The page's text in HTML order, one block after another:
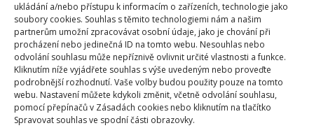
ukládání a/nebo přístupu k informacím o zařízeních, technologie jako
soubory cookies. Souhlas s těmito technologiemi nám a našim
partnerům umožní zpracovávat osobní údaje, jako je chování při
procházení nebo jedinečná ID na tomto webu. Nesouhlas nebo
odvolání souhlasu může nepříznivě ovlivnit určité vlastnosti a funkce.
Kliknutím níže vyjádřete souhlas s výše uvedeným nebo proveďte
podrobnější rozhodnutí. Vaše volby budou použity pouze na tomto
webu. Nastavení můžete kdykoli změnit, včetně odvolání souhlasu,
pomocí přepínačů v Zásadách cookies nebo kliknutím na tlačítko
Spravovat souhlas ve spodní části obrazovky.
Fotografie: Pixabay
Pokud se rozhodnete pro zalévání v odpolední době,
je třeba dát si pozor. Odpolední a večerní zalévání